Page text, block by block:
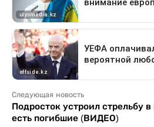
Следующая новость
Подросток устроил стрельбу
есть погибшие (ВИДЕО)